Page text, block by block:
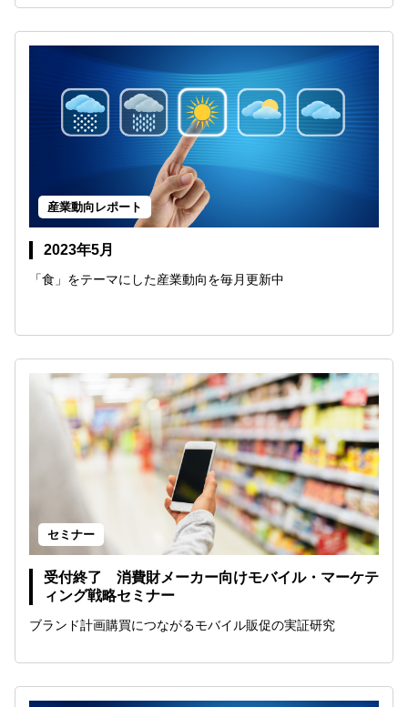
産業動向レポート
2023年5月
「食」をテーマにした産業動向を毎月更新中
セミナー
受付終了 消費財メーカー向けモバイル・マーケテ
ィング戦略セミナー
ブランド計画購買につながるモバイル販促の実証研究